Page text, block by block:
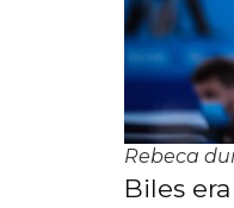
Rebeca
Biles